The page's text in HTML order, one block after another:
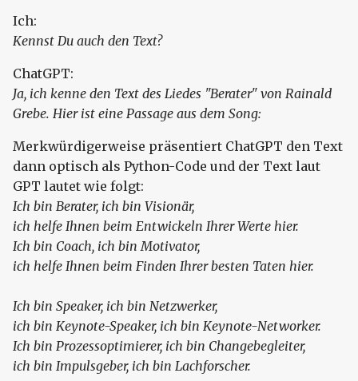
Ich:
Kennst Du auch den Text?
ChatGPT:
Ja, ich kenne den Text des Liedes "Berater" von Rainald
Grebe. Hier ist eine Passage aus dem Song:
Merkwürdigerweise präsentiert ChatGPT den Text
dann optisch als Python-Code und der Text laut
GPT lautet wie folgt:
Ich bin Berater, ich bin Visionär,
ich helfe Ihnen beim Entwickeln Ihrer Werte hier.
Ich bin Coach, ich bin Motivator,
ich helfe Ihnen beim Finden Ihrer besten Taten hier.
Ich bin Speaker, ich bin Netzwerker,
ich bin Keynote-Speaker, ich bin Keynote-Networker.
Ich bin Prozessoptimierer, ich bin Changebegleiter,
ich bin Impulsgeber, ich bin Lachforscher.